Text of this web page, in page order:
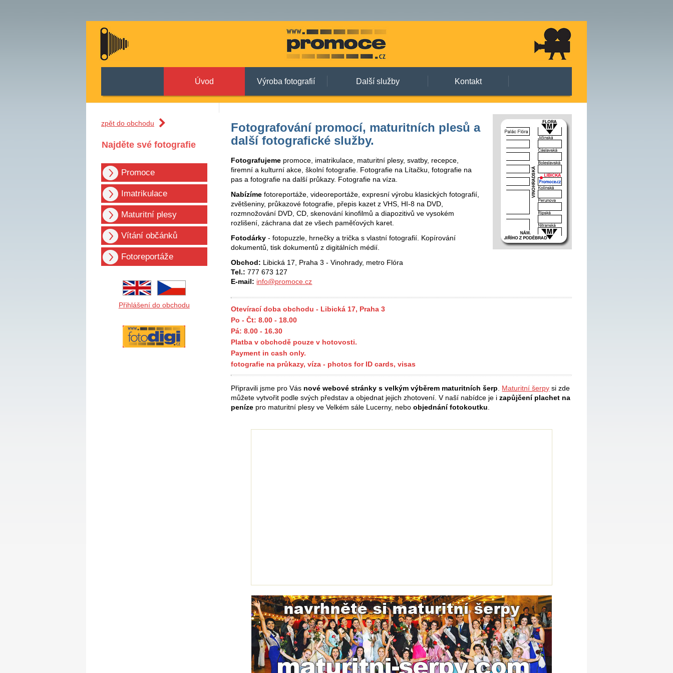
Úvod Výroba fotografií Další služby Kontakt
zpět do obchodu
Najděte své fotografie
Promoce
Imatrikulace
Maturitní plesy
Vítání občánků
Fotoreportáže
Přihlášení do obchodu
Fotografování promocí, maturitních plesů a
další fotografické služby.
Fotografujeme promoce, imatrikulace, maturitní plesy, svatby, recepce,
firemní a kulturní akce, školní fotografie. Fotografie na Lítačku, fotografie na
pas a fotografie na další průkazy. Fotografie na víza.
Nabízíme fotoreportáže, videoreportáže, expresní výrobu klasických fotografií,
zvětšeniny, průkazové fotografie, přepis kazet z VHS, HI-8 na DVD,
rozmnožování DVD, CD, skenování kinofilmů a diapozitivů ve vysokém
rozlišení, záchrana dat ze všech paměťových karet.
Fotodárky - fotopuzzle, hrnečky a trička s vlastní fotografií. Kopírování
dokumentů, tisk dokumentů z digitálních médií.
Obchod: Libická 17, Praha 3 - Vinohrady, metro Flóra
Tel.:777 673 127
E-mail: info@promoce.cz
Otevírací doba obchodu - Libická 17, Praha 3
Po - Čt: 8.00 - 18.00
Pá: 8.00 - 16.30
Platba v obchodě pouze v hotovosti.
Payment in cash only.
fotografie na průkazy, víza - photos for ID cards, visas
Připravili jsme pro Vás nové webové stránky s velkým výběrem maturitních šerp. Maturitní šerpy si zde
můžete vytvořit podle svých představ a objednat jejich zhotovení. V naší nabídce je izapůjčení plachet na
peníze pro maturitní plesy ve Velkém sále Lucerny, neboobjednání fotokoutku.